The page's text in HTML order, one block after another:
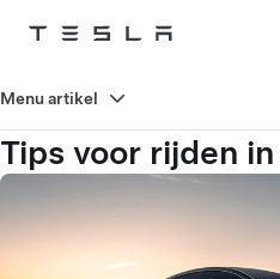
Tesla
Tips voor rijden
Menu artikel